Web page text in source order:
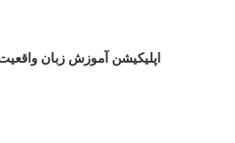
اپلیکیشن آموزش زبان